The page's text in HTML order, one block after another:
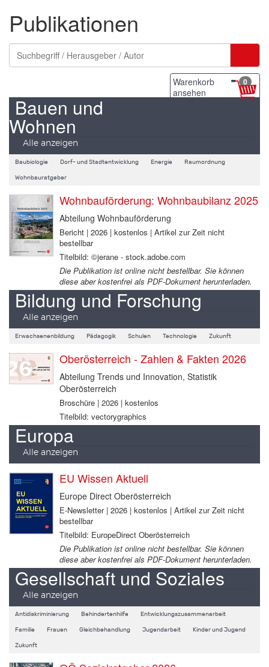
Publikationen
Warenkorb
ansehen
0
Bauen und
Wohnen
Alle anzeigen
Baubiologie Dorf- und Stadtentwicklung Energie Raumordnung
Wohnbauratgeber
Wohnbauförderung: Wohnbaubilanz 2025
Abteilung Wohnbauförderung
Bericht | 2026 | kostenlos | Artikel zur Zeit nicht
bestellbar
Titelbild: ©jerane - stock.adobe.com
Die Publikation ist online nicht bestellbar. Sie können
diese aber kostenfrei als PDF-Dokument herunterladen.
Bildung und Forschung
Alle anzeigen
Erwachsenenbildung Pädagogik Schulen Technologie Zukunft
Oberösterreich - Zahlen & Fakten 2026
Abteilung Trends und Innovation, Statistik
Oberösterreich
Broschüre | 2026 | kostenlos
Titelbild: vectorygraphics
Europa
Alle anzeigen
EU Wissen Aktuell
Europe Direct Oberösterreich
E-Newsletter | 2026 | kostenlos | Artikel zur Zeit nicht
bestellbar
Titelbild: EuropeDirect Oberösterreich
Die Publikation ist online nicht bestellbar. Sie können
diese aber kostenfrei als PDF-Dokument herunterladen.
Gesellschaft und Soziales
Alle anzeigen
Antidiskriminierung Behindertenhilfe Entwicklungszusammenarbeit
Familie Frauen Gleichbehandlung Jugendarbeit Kinder und Jugend
Zukunft